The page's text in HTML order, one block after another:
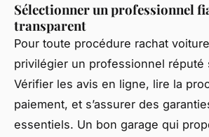
Sélectionner un professionnel
transparent
Pour toute procédure rachat
privilégier un professionnel réputé
Vérifier les avis en ligne, lire la
paiement, et s’assurer des
essentiels. Un bon garage qui